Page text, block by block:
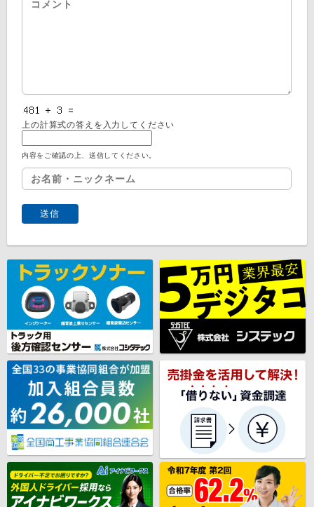
上の計算式の答えを入力してください
内容をご確認の上、送信してください。